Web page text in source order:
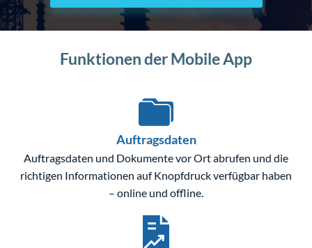
Funktionen der Mobile App
Auftragsdaten
Auftragsdaten und Dokumente vor Ort abrufen und die
richtigen Informationen auf Knopfdruck verfügbar haben
– online und offline.